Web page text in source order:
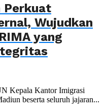
Perkuat
Wujudkan
yang
Kepala Kantor Imigrasi
beserta seluruh jajaran...